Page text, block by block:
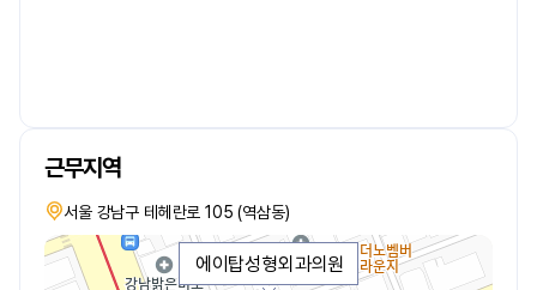
근무지역
서울 강남구 테헤란로 105 (역삼동)
에이탑성형외과의원